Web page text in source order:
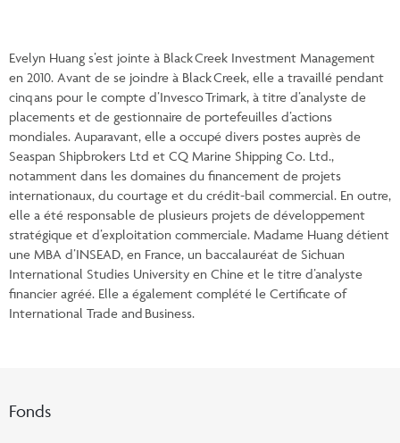
Evelyn Huang s’est jointe à Black Creek Investment Management
en 2010. Avant de se joindre à Black Creek, elle a travaillé pendant
cinq ans pour le compte d’Invesco Trimark, à titre d’analyste de
placements et de gestionnaire de portefeuilles d’actions
mondiales. Auparavant, elle a occupé divers postes auprès de
Seaspan Shipbrokers Ltd et CQ Marine Shipping Co. Ltd.,
notamment dans les domaines du financement de projets
internationaux, du courtage et du crédit-bail commercial. En outre,
elle a été responsable de plusieurs projets de développement
stratégique et d’exploitation commerciale. Madame Huang détient
une MBA d’INSEAD, en France, un baccalauréat de Sichuan
International Studies University en Chine et le titre d’analyste
financier agréé. Elle a également complété le Certificate of
International Trade and Business.
Fonds